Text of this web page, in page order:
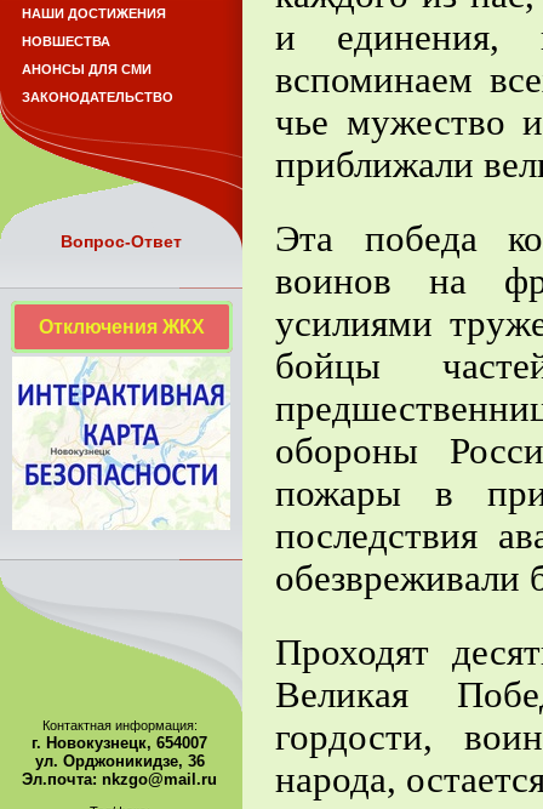
и единения,
вспоминаем
чье мужество
приближали
Эта победа
воинов на
усилиями
бойцы
обороны
пожары в
последствия
Проходят
Великая
гордости,
народа,
НАШИ ДОСТИЖЕНИЯ
НОВШЕСТВА
АНОНСЫ ДЛЯ СМИ
ЗАКОНОДАТЕЛЬСТВО
Вопрос-Ответ
Отключения ЖКХ
Контактная информация:
г. Новокузнецк, 654007
ул. Орджоникидзе, 36
Эл.почта: nkzgo@mail.ru